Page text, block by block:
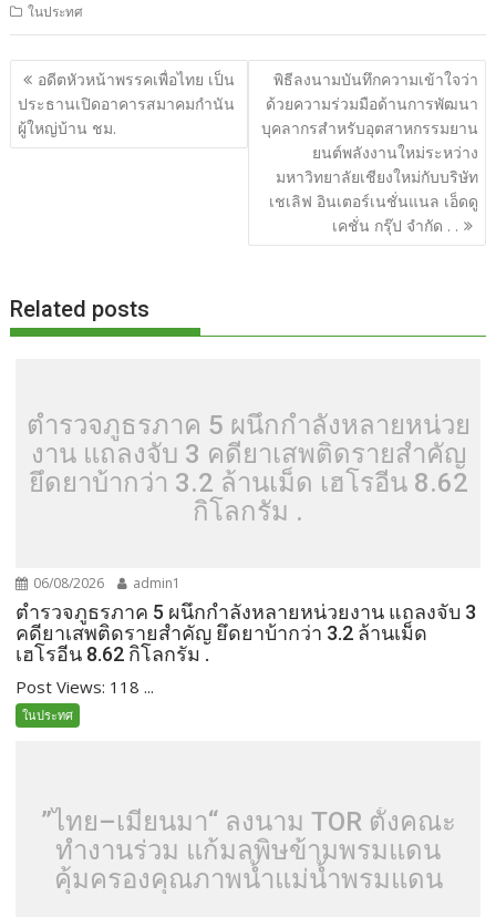
e
b
o
o
itt
er
d
di
t
e g
g
er
m
bl
r
er
e
st
p
y
Li
n
k
ar
e
ในประทศ
แนะแนว
เรื่อง
อดีตหัวหน้าพรรคเพื่อไทย เป็น
ประธานเปิดอาคารสมาคมกำนัน
ผู้ใหญ่บ้าน ชม.
พิธีลงนามบันทึกความเข้าใจว่า
ด้วยความร่วมมือด้านการพัฒนา
บุคลากรสำหรับอุตสาหกรรมยาน
ยนต์พลังงานใหม่ระหว่าง
มหาวิทยาลัยเชียงใหม่กับบริษัท
เชเลิฟ อินเตอร์เนชั่นแนล เอ็ดดู
เคชั่น กรุ๊ป จำกัด . .
Related posts
ตำรวจภูธรภาค 5 ผนึกกำลังหลายหน่วย
งาน แถลงจับ 3 คดียาเสพติดรายสำคัญ
ยึดยาบ้ากว่า 3.2 ล้านเม็ด เฮโรอีน 8.62
กิโลกรัม .
06/08/2026 admin1
ตำรวจภูธรภาค 5 ผนึกกำลังหลายหน่วยงาน แถลงจับ 3
คดียาเสพติดรายสำคัญ ยึดยาบ้ากว่า 3.2 ล้านเม็ด
เฮโรอีน 8.62 กิโลกรัม .
Post Views: 118 ...
ในประทศ
”ไทย–เมียนมา“ ลงนาม TOR ตั้งคณะ
ทำงานร่วม แก้มลพิษข้ามพรมแดน
คุ้มครองคุณภาพน้ำแม่น้ำพรมแดน